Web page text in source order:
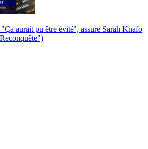
aurait pu être évité", assure Sarah Knafo